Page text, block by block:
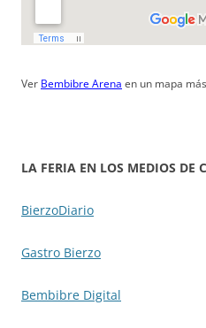
Ver Bembibre Arena en un mapa
LA FERIA EN LOS MEDIOS DE
BierzoDiario
Gastro Bierzo
Bembibre Digital